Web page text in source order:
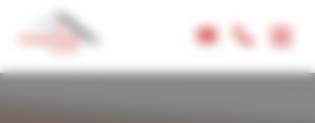
Panneau de gestion des cookies